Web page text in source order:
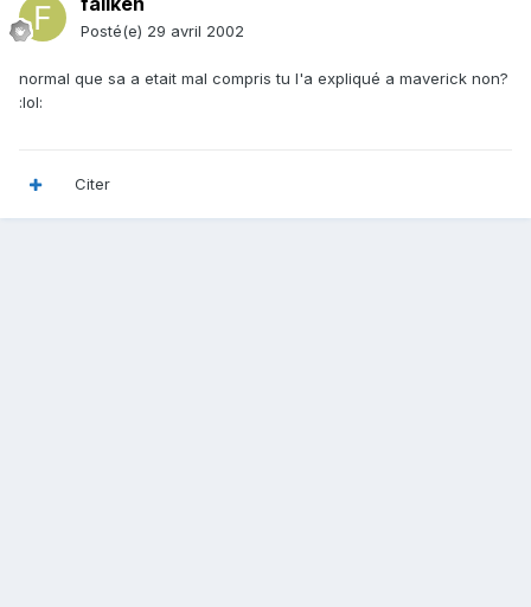
Posté(e) 29 avril 2002
normal que sa a etait mal compris tu l'a expliqué a maverick non?
:lol:
Citer